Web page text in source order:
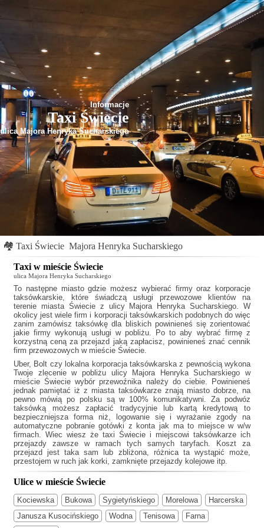
Informacje
Taxi Świecie
ulica Majora Henryka Sucharskiego
🏘 Taxi Świecie Majora Henryka Sucharskiego
Taxi w mieście Świecie
ulica Majora Henryka Sucharskiego
To następne miasto gdzie możesz wybierać firmy oraz korporacje
taksówkarskie, które świadczą usługi przewozowe klientów na
terenie miasta Świecie z ulicy Majora Henryka Sucharskiego. W
okolicy jest wiele firm i korporacji taksówkarskich podobnych do więc
zanim zamówisz taksówkę dla bliskich powinieneś się zorientować
jakie firmy wykonują usługi w pobliżu. Po to aby wybrać firmę z
korzystną ceną za przejazd jaką zapłacisz, powinieneś znać cennik
firm przewozowych w mieście Świecie.
Uber, Bolt czy lokalna korporacja taksówkarska z pewnością wykona
Twoje zlecenie w pobliżu ulicy Majora Henryka Sucharskiego w
mieście Świecie wybór przewoźnika należy do ciebie. Powinieneś
jednak pamiętać iż z miasta taksówkarze znają miasto dobrze, na
pewno mówią po polsku są w 100% komunikatywni. Za podwóz
taksówką możesz zapłacić tradycyjnie lub kartą kredytową to
bezpieczniejsza forma niż, logowanie się i wyrażanie zgody na
automatyczne pobranie gotówki z konta jak ma to miejsce w w/w
firmach. Wiec wiesz że taxi Świecie i miejscowi taksówkarze ich
przejazdy zawsze w ramach tych samych taryfach. Koszt za
przejazd jest taka sam lub zbliżona, różnica ta wystąpić może,
przestojem w ruch jak korki, zamknięte przejazdy kolejowe itp.
Ulice w mieście Świecie
Kociewska Bukowa Sygietyńskiego Morelowa
Harcerska
Janusza Kusocińskiego
Wodna Tenisowa
Farna